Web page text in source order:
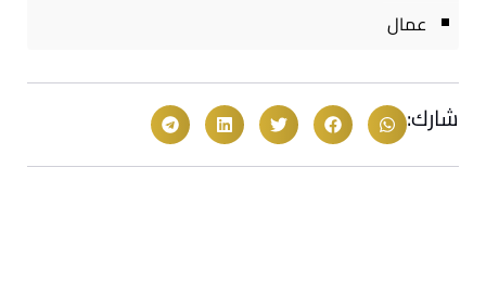
عمال
شارك: